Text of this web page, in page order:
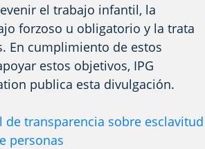
el trabajo infantil, la
forzoso u obligatorio y la trata
En cumplimiento de estos
estos objetivos, IPG
publica esta divulgación.
de transparencia sobre esclavitud
personas